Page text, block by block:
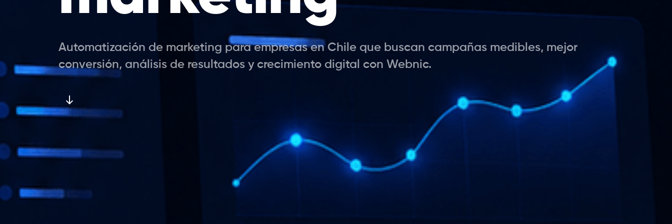
Automatización de marketing para empresas en Chile que buscan campañas medibles, mejor
conversión, análisis de resultados y crecimiento digital con Webnic.